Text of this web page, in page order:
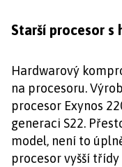
Starší procesor s
Hardwarový
na procesoru.
procesor Exynos
generaci S22.
model, není to
procesor vyšší